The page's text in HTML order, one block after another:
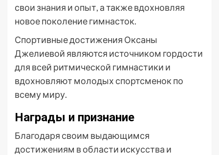
свои знания и опыт, а также вдохновляя
новое поколение гимнасток.
Спортивные достижения Оксаны
Джелиевой являются источником гордости
для всей ритмической гимнастики и
вдохновляют молодых спортсменок по
всему миру.
Награды и признание
Благодаря своим выдающимся
достижениям в области искусства и